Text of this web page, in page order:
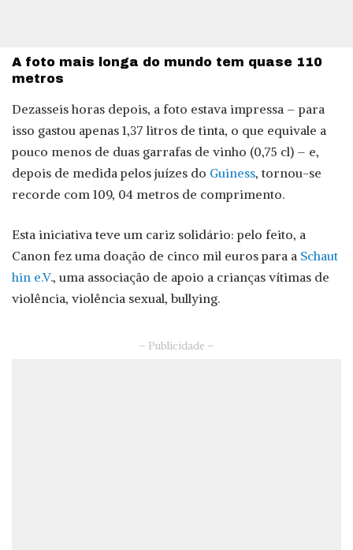
A foto mais longa do mundo tem quase 110
metros
Dezasseis horas depois, a foto estava impressa – para
isso gastou apenas 1,37 litros de tinta, o que equivale a
pouco menos de duas garrafas de vinho (0,75 cl) – e,
depois de medida pelos juízes do Guiness, tornou-se
recorde com 109, 04 metros de comprimento.
Esta iniciativa teve um cariz solidário: pelo feito, a
Canon fez uma doação de cinco mil euros para a Schaut
hin e.V., uma associação de apoio a crianças vítimas de
violência, violência sexual, bullying.
– Publicidade –